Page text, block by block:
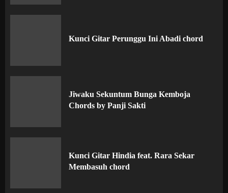
Kunci Gitar Perunggu Ini Abadi chord
Jiwaku Sekuntum Bunga Kemboja
Chords by Panji Sakti
Kunci Gitar Hindia feat. Rara Sekar
Membasuh chord